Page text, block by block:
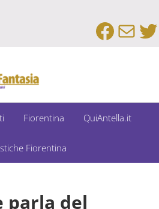
Fiorentina QuiAntella.it
Fiorentina
parla del